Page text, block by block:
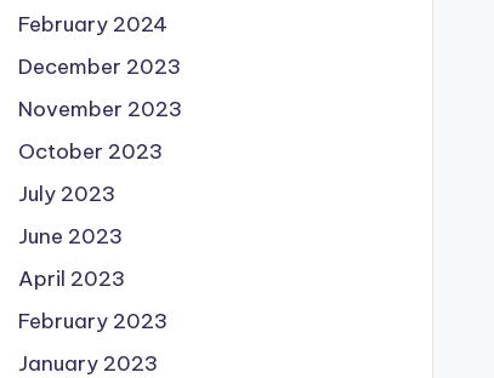
February 2024
December 2023
November 2023
October 2023
July 2023
June 2023
April 2023
February 2023
January 2023